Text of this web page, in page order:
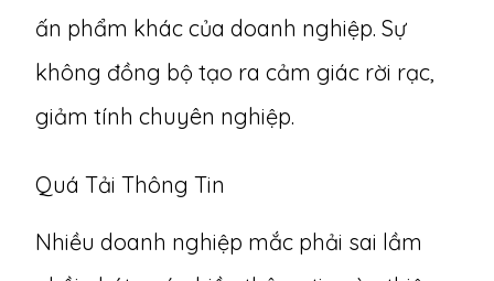
ấn phẩm khác của doanh nghiệp. Sự
không đồng bộ tạo ra cảm giác rời rạc,
giảm tính chuyên nghiệp.
Quá Tải Thông Tin
Nhiều doanh nghiệp mắc phải sai lầm